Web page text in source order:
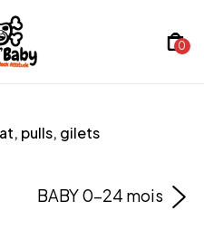
0
pulls, gilets
BABY 0-24 mois